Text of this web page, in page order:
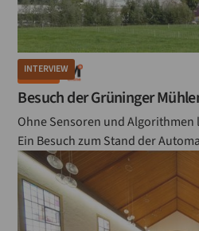
INTERVIEW
MÜHLE
Besuch der Grüninger
Ohne Sensoren und
Ein Besuch zum Stand der